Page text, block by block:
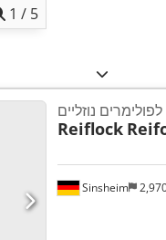
1 / 5
Sinsheim
נוזליים
Reiflock